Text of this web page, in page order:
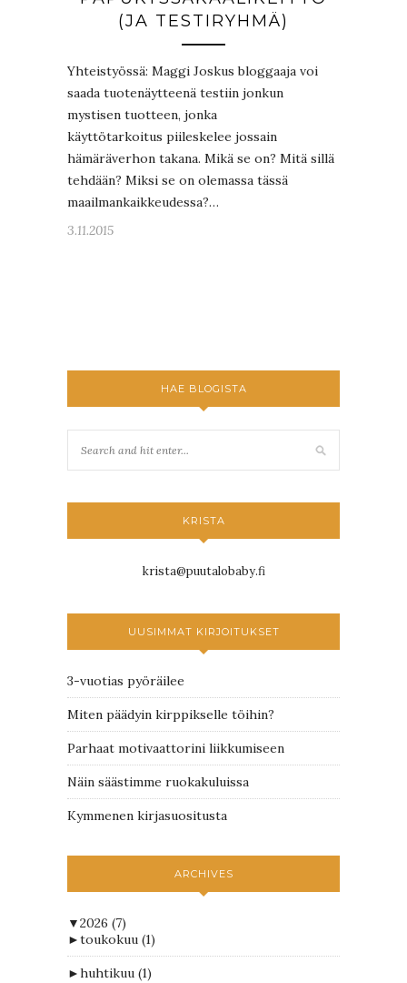
(JA TESTIRYHMÄ)
Yhteistyössä: Maggi Joskus bloggaaja voi
saada tuotenäytteenä testiin jonkun
mystisen tuotteen, jonka
käyttötarkoitus piileskelee jossain
hämäräverhon takana. Mikä se on? Mitä sillä
tehdään? Miksi se on olemassa tässä
maailmankaikkeudessa?…
3.11.2015
HAE BLOGISTA
KRISTA
krista@puutalobaby.fi
UUSIMMAT KIRJOITUKSET
3-vuotias pyöräilee
Miten päädyin kirppikselle töihin?
Parhaat motivaattorini liikkumiseen
Näin säästimme ruokakuluissa
Kymmenen kirjasuositusta
ARCHIVES
▼2026 (7)
►toukokuu (1)
►huhtikuu (1)